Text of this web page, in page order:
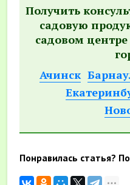
Получить
садовую
садовом
Ачинск
Понравилась статья?